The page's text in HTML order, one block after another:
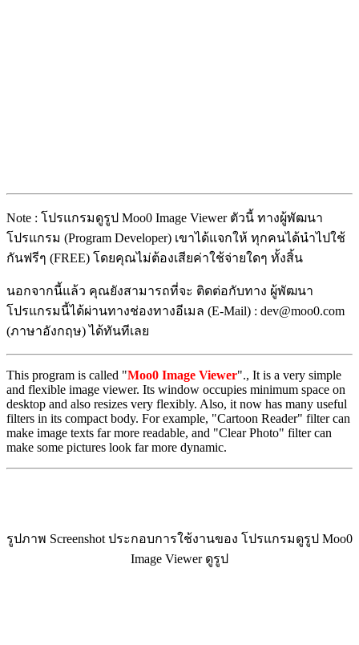
Note : โปรแกรมดูรูป Moo0 Image Viewer ตัวนี้ ทางผู้พัฒนา
โปรแกรม (Program Developer) เขาได้แจกให้ ทุกคนได้นำไปใช้
กันฟรีๆ (FREE) โดยคุณไม่ต้องเสียค่าใช้จ่ายใดๆ ทั้งสิ้น
นอกจากนี้แล้ว คุณยังสามารถที่จะ ติดต่อกับทาง ผู้พัฒนา
โปรแกรมนี้ได้ผ่านทางช่องทางอีเมล (E-Mail) : dev@moo0.com
(ภาษาอังกฤษ) ได้ทันทีเลย
This program is called "Moo0 Image Viewer"., It is a very simple
and flexible image viewer. Its window occupies minimum space on
desktop and also resizes very flexibly. Also, it now has many useful
filters in its compact body. For example, "Cartoon Reader" filter can
make image texts far more readable, and "Clear Photo" filter can
make some pictures look far more dynamic.
รูปภาพ Screenshot ประกอบการใช้งานของ โปรแกรมดูรูป Moo0
Image Viewer ดูรูป